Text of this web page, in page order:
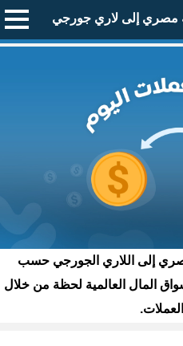
مصري إلى لاري جورجي
إلى اللاري الجورجي حسب
المال العالمية لحظة من خلال